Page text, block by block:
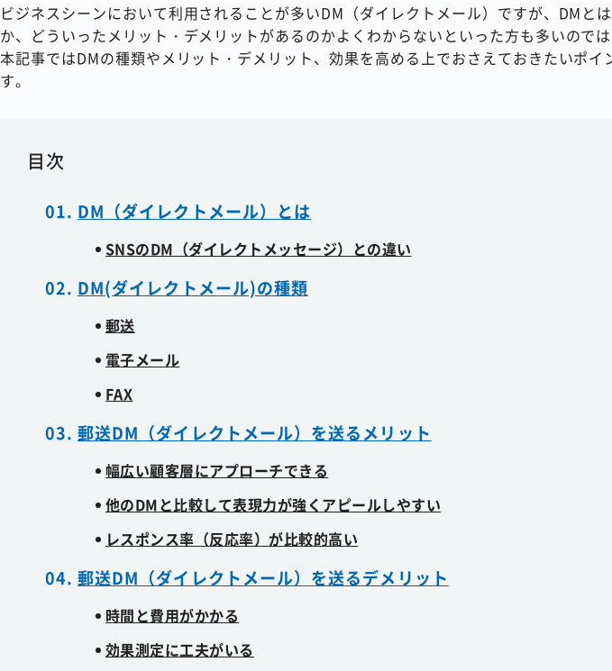
ビジネスシーンにおいて利用されることが多いDM（ダイレクトメール）ですが、DMと
か、どういったメリット・デメリットがあるのかよくわからないといった方も多いのでは
本記事ではDMの種類やメリット・デメリット、効果を高める上でおさえておきたいポイ
す。
目次
DM（ダイレクトメール）とは
SNSのDM（ダイレクトメッセージ）との違い
DM(ダイレクトメール)の種類
郵送
電子メール
FAX
郵送DM（ダイレクトメール）を送るメリット
幅広い顧客層にアプローチできる
他のDMと比較して表現力が強くアピールしやすい
レスポンス率（反応率）が比較的高い
郵送DM（ダイレクトメール）を送るデメリット
時間と費用がかかる
効果測定に工夫がいる